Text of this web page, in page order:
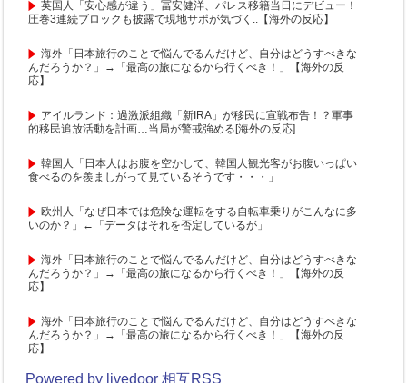
英国人「安心感が違う」冨安健洋、パレス移籍当日にデビュー！
圧巻3連続ブロックも披露で現地サポが気づく..【海外の反応】
海外「日本旅行のことで悩んでるんだけど、自分はどうすべきな
んだろうか？」→「最高の旅になるから行くべき！」【海外の反
応】
アイルランド：過激派組織「新IRA」が移民に宣戦布告！？軍事
的移民追放活動を計画…当局が警戒強める[海外の反応]
韓国人「日本人はお腹を空かして、韓国人観光客がお腹いっぱい
食べるのを羨ましがって見ているそうです・・・」
欧州人「なぜ日本では危険な運転をする自転車乗りがこんなに多
いのか？」←「データはそれを否定しているが」
海外「日本旅行のことで悩んでるんだけど、自分はどうすべきな
んだろうか？」→「最高の旅になるから行くべき！」【海外の反
応】
海外「日本旅行のことで悩んでるんだけど、自分はどうすべきな
んだろうか？」→「最高の旅になるから行くべき！」【海外の反
応】
Powered by livedoor 相互RSS